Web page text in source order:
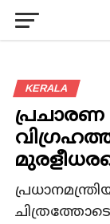
KERALA